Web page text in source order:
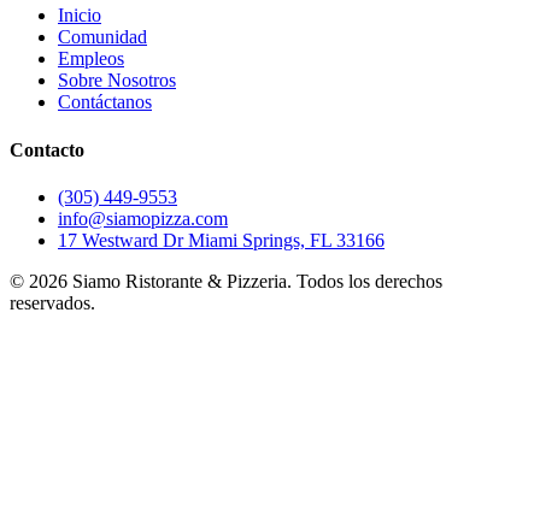
Inicio
Comunidad
Empleos
Sobre Nosotros
Contáctanos
Contacto
(305) 449-9553
info@siamopizza.com
17 Westward Dr Miami Springs, FL 33166
© 2026 Siamo Ristorante & Pizzeria. Todos los derechos
reservados.